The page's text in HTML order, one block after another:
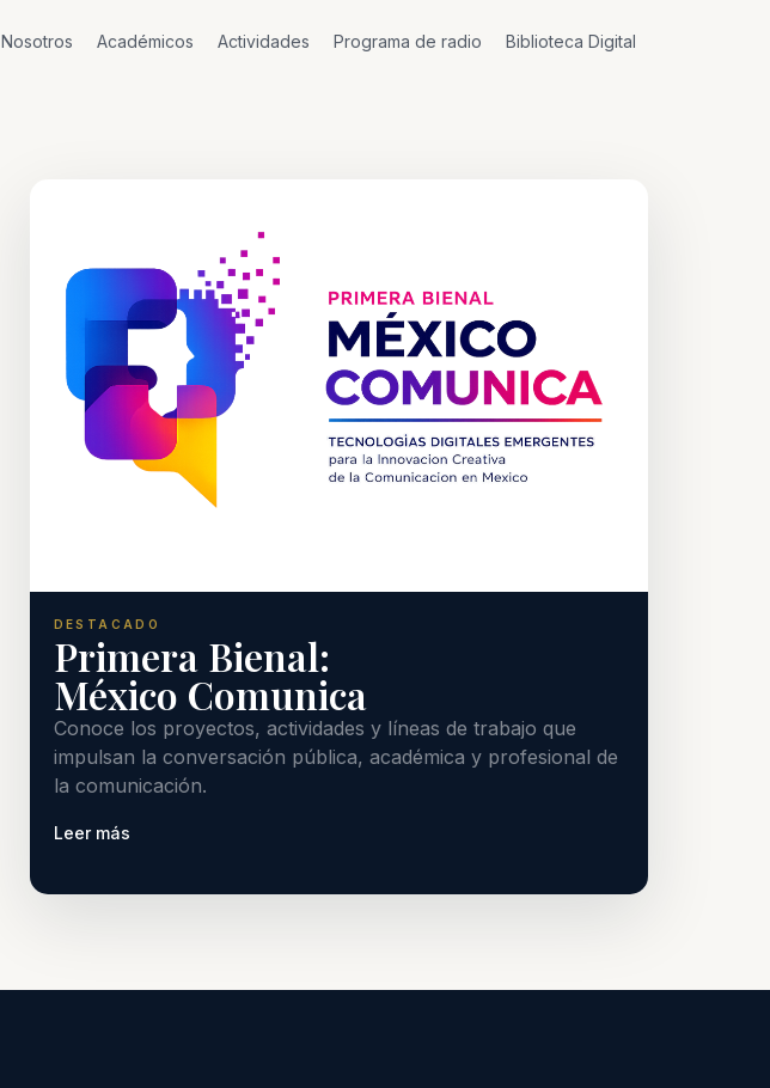
Nosotros Académicos Actividades Programa de radio Biblioteca Digital
DESTACADO
Primera Bienal:
México Comunica
Conoce los proyectos, actividades y líneas de trabajo que
impulsan la conversación pública, académica y profesional de
la comunicación.
Leer más